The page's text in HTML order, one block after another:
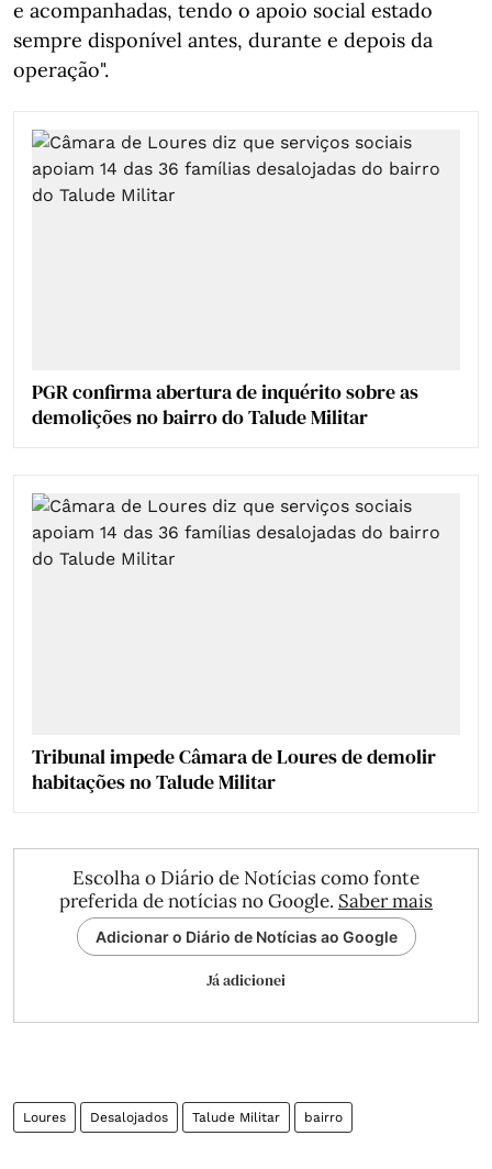
e acompanhadas, tendo o apoio social estado
sempre disponível antes, durante e depois da
operação".
PGR confirma abertura de inquérito sobre as
demolições no bairro do Talude Militar
Tribunal impede Câmara de Loures de demolir
habitações no Talude Militar
Escolha o Diário de Notícias como fonte
preferida de notícias no Google. Saber mais
Adicionar o Diário de Notícias ao Google
Já adicionei
Loures Desalojados Talude Militar bairro